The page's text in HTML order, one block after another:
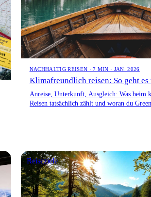
NACHHALTIG REISEN · 7 MIN · JAN. 2026
Klimafreundlich reisen: So geht
Anreise, Unterkunft, Ausgleich: Was beim
Reisen tatsächlich zählt und woran du
Reiseziele